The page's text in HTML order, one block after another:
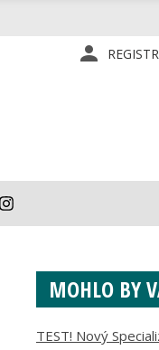
MOHLO BY
TEST! Nový